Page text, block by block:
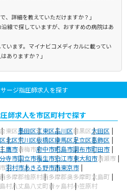
、詳細を教えていただけますか？」
線で探していますが、おすすめの病院はあ
います。マイナビコメディカルに載ってい
りますか？」
ージ指圧師求人を探す
師求人を市区町村で探す
台東区墨田区江東区品川区目黒区大田区
北区荒川区板橋区練馬区足立区葛飾区
三鷹市青梅市府中市昭島市調布市町田市
寺市国立市福生市狛江市東大和市清瀬市
羽村市あきる野市西東京市
西多摩郡檜原村西多摩郡奥多摩町大島町
村八丈島八丈町青ヶ島村小笠原村